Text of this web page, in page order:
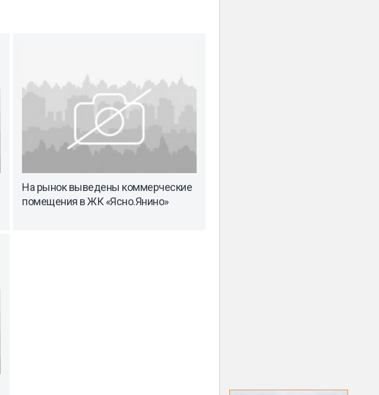
На рынок выведены коммерческие
помещения в ЖК «Ясно.Янино»